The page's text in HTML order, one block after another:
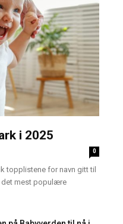
i 2025
0
topplistene for navn gitt til
det mest populære